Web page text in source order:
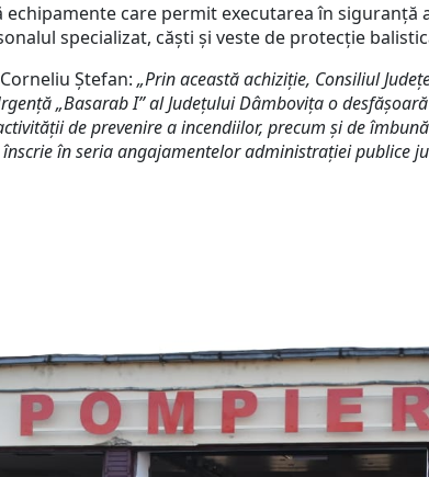
echipamente care permit executarea în
specializat, căşti şi veste de protecţie
Ștefan: „Prin această achiziție, Consiliul
„Basarab I” al Județului Dâmbovița o
de prevenire a incendiilor, precum şi de
în seria angajamentelor administrației publice